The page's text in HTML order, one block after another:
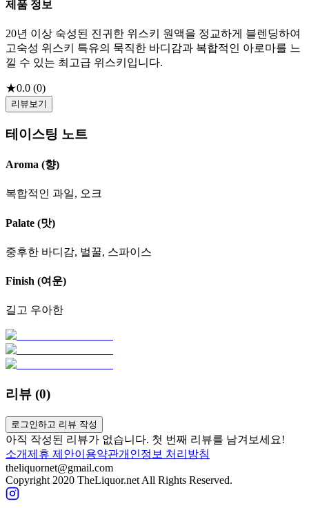
제품 정보
20년 이상 숙성된 진귀한 위스키 원액을 정교하게 블렌딩하여
고숙성 위스키 특유의 묵직한 바디감과 복합적인 아로마를 느
낄 수 있는 최고급 위스키입니다.
★0.0 (0)
리뷰보기
테이스팅 노트
Aroma (향)
복합적인 과일, 오크
Palate (맛)
중후한 바디감, 벌꿀, 스파이스
Finish (여운)
길고 우아한
리뷰 (0)
로그인하고 리뷰 작성
아직 작성된 리뷰가 없습니다. 첫 번째 리뷰를 남겨보세요!
소개제휴 제안이용약관개인정보 처리방침
theliquornet@gmail.com
Copyright 2020 TheLiquor.net All Rights Reserved.